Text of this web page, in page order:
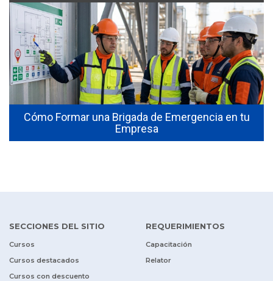
Cómo Formar una Brigada de Emergencia en tu
Empresa
SECCIONES DEL SITIO
Cursos
Cursos destacados
Cursos con descuento
REQUERIMIENTOS
Capacitación
Relator